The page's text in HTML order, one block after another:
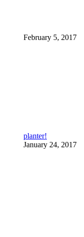
February 5, 2017
planter!
January 24, 2017